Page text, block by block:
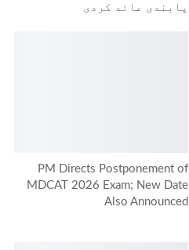
پابندی عائد کردی
PM Directs Postponement of
MDCAT 2026 Exam; New Date
Also Announced